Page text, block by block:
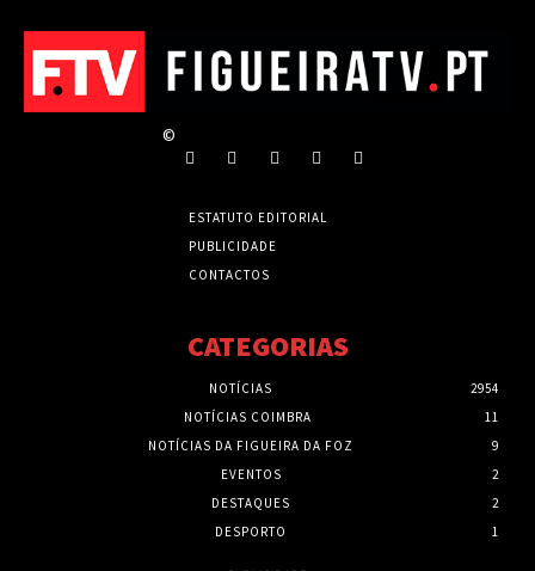
©
ESTATUTO EDITORIAL
PUBLICIDADE
CONTACTOS
CATEGORIAS
NOTÍCIAS
2954
NOTÍCIAS COIMBRA
11
NOTÍCIAS DA FIGUEIRA DA FOZ
9
EVENTOS
2
DESTAQUES
2
DESPORTO
1